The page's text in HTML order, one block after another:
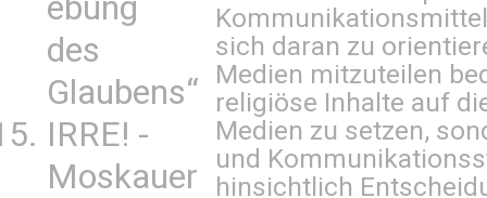
ebung
des
Glaubens“
IRRE! -
Moskauer
sich daran zu
Medien mitzuteilen
religiöse Inhalte auf
Medien zu setzen,
und
hinsichtlich